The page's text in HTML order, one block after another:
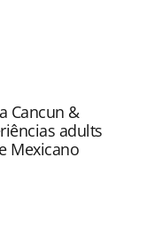
estigma-de-
ou as ferramentas
produzido pela
brasileira
conteúdo sem
Cancun &
adults
Mexicano